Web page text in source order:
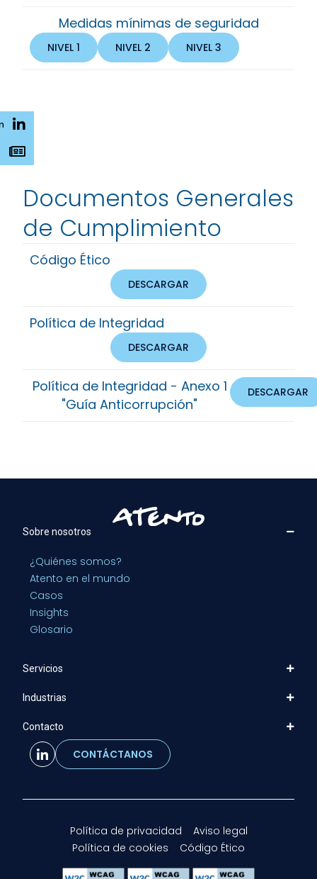
Medidas mínimas de seguridad
NIVEL 1 NIVEL 2 NIVEL 3
Documentos Generales
de Cumplimiento
Código Ético
DESCARGAR
Política de Integridad
DESCARGAR
Política de Integridad - Anexo 1
"Guía Anticorrupción"
DESCARGAR
Sobre nosotros
¿Quiénes somos?
Atento en el mundo
Casos
Insights
Glosario
Servicios
Industrias
Contacto
CONTÁCTANOS
Política de privacidad
Aviso legal
Política de cookies
Código Ético